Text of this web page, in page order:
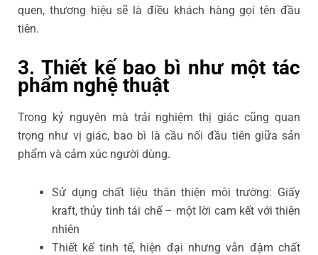
quen, thương hiệu sẽ là điều khách hàng gọi tên đầu
tiên.
3. Thiết kế bao bì như một tác
phẩm nghệ thuật
Trong kỷ nguyên mà trải nghiệm thị giác cũng quan
trọng như vị giác, bao bì là cầu nối đầu tiên giữa sản
phẩm và cảm xúc người dùng.
Sử dụng chất liệu thân thiện môi trường: Giấy
kraft, thủy tinh tái chế – một lời cam kết với thiên
nhiên
Thiết kế tinh tế, hiện đại nhưng vẫn đậm chất